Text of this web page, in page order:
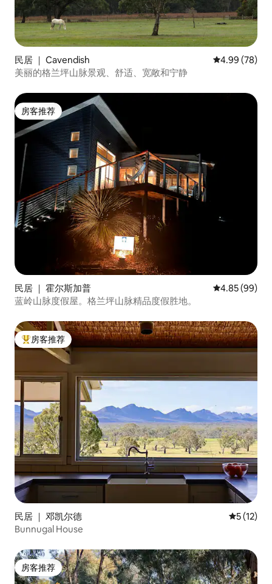
民居 ｜ Cavendish 平均评分 4.99
4.99 (78)
美丽的格兰坪山脉景观、舒适、宽敞和宁静
房客推荐
房客推荐
民居 ｜ 霍尔斯加普 平均评分 4.85
4.85 (99)
蓝岭山脉度假屋。格兰坪山脉精品度假胜地。
热门「房客推荐」
房客推荐
民居 ｜ 邓凯尔德 平均评分
5 (12)
Bunnugal House
房客推荐
房客推荐